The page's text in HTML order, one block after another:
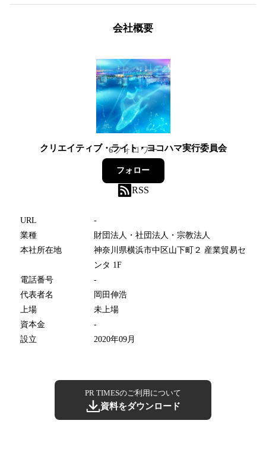
会社概要
クリエイティブ・ライト・ヨコハマ実行委員会
6フォロワー
フォロー
RSS
URL
-
業種
財団法人・社団法人・宗教法人
本社所在地
神奈川県横浜市中区山下町２ 産業貿易セ
ンタ 1F
電話番号
-
代表者名
岡田伸浩
上場
未上場
資本金
-
設立
2020年09月
PR TIMESのご利用について
資料をダウンロード